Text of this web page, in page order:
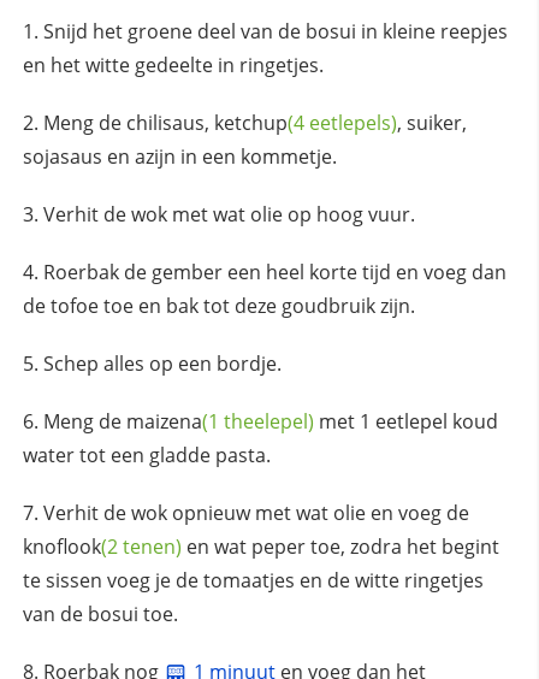
Snijd het groene deel van de bosui in kleine reepjes
en het witte gedeelte in ringetjes.
Meng de chilisaus, ketchup(4 eetlepels), suiker,
sojasaus en azijn in een kommetje.
Verhit de wok met wat olie op hoog vuur.
Roerbak de gember een heel korte tijd en voeg dan
de tofoe toe en bak tot deze goudbruik zijn.
Schep alles op een bordje.
Meng de maizena(1 theelepel) met 1 eetlepel koud
water tot een gladde pasta.
Verhit de wok opnieuw met wat olie en voeg de
knoflook(2 tenen) en wat peper toe, zodra het begint
te sissen voeg je de tomaatjes en de witte ringetjes
van de bosui toe.
Roerbak nog 1 minuuten voeg dan het